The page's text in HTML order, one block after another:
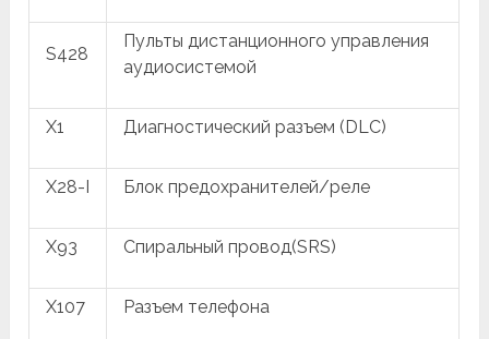
S428
Пульты дистанционного управления
аудиосистемой
X1 Диагностический разъем (DLC)
X28-I Блок предохранителей/реле
X93 Спиральный провод(SRS)
X107 Разъем телефона